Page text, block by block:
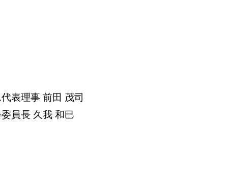
表理事 前田 茂司
員⻑ 久我 和⺒